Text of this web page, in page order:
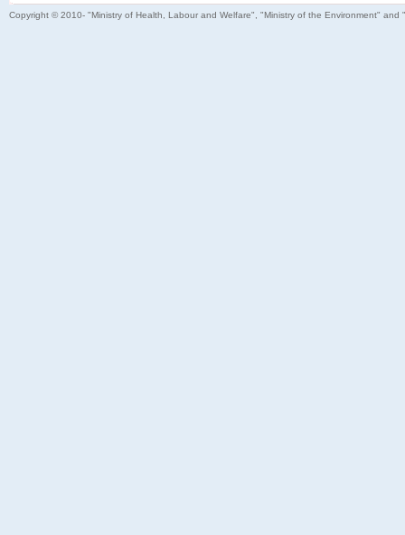
Copyright © 2010- "Ministry of Health, Labour and Welfare", "Ministry of the Environment"